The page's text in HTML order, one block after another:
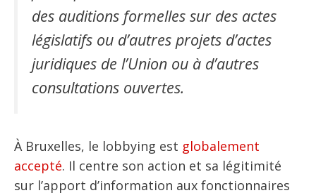
des auditions formelles sur des actes
législatifs ou d’autres projets d’actes
juridiques de l’Union ou à d’autres
consultations ouvertes.
À Bruxelles, le lobbying est globalement
accepté. Il centre son action et sa légitimité
sur l’apport d’information aux fonctionnaires